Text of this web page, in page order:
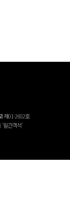
제01-2602호
'월간객석'